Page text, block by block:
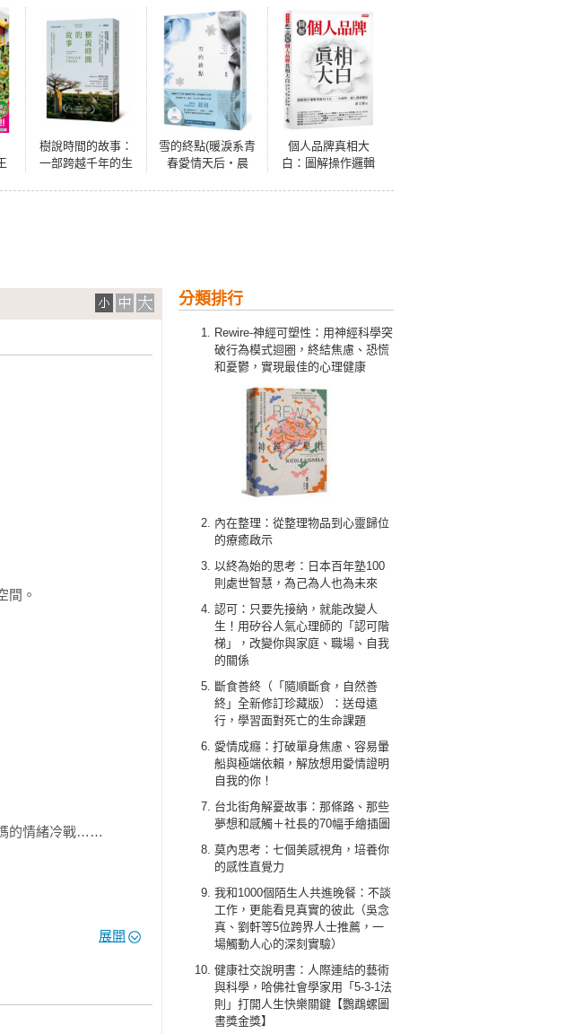
樹說時間的故事：
一部跨越千年的生
雪的終點(暖淚系青
春愛情天后‧晨
個人品牌真相大
白：圖解操作邏輯
分類排行
Rewire-神經可塑性：用神經科學突
破行為模式迴圈，終結焦慮、恐慌
和憂鬱，實現最佳的心理健康
內在整理：從整理物品到心靈歸位
的療癒啟示
以終為始的思考：日本百年塾100
則處世智慧，為己為人也為未來
認可：只要先接納，就能改變人
生！用矽谷人氣心理師的「認可階
梯」，改變你與家庭、職場、自我
的關係
斷食善終（「隨順斷食，自然善
終」全新修訂珍藏版）：送母遠
行，學習面對死亡的生命課題
愛情成癮：打破單身焦慮、容易暈
船與極端依賴，解放想用愛情證明
自我的你！
台北街角解憂故事：那條路、那些
夢想和感觸＋社長的70幅手繪插圖
莫內思考：七個美感視角，培養你
的感性直覺力
我和1000個陌生人共進晚餐：不談
工作，更能看見真實的彼此（吳念
真、劉軒等5位跨界人士推薦，一
場觸動人心的深刻實驗）
健康社交說明書：人際連結的藝術
與科學，哈佛社會學家用「5-3-1法
則」打開人生快樂關鍵【鸚鵡螺圖
書獎金獎】
間。
的情緒冷戰……
的。
展開